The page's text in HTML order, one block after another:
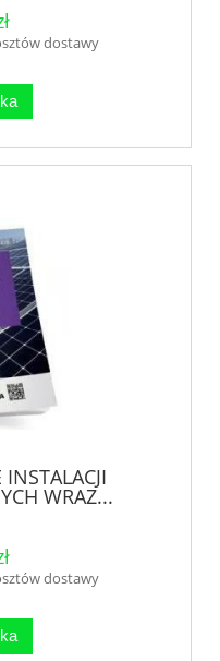
dostawy
WRAZ...
dostawy